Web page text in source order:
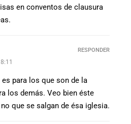
en conventos de clausura
para los que son de la
los demás. Veo bien éste
que se salgan de ésa iglesia.
RESPONDER